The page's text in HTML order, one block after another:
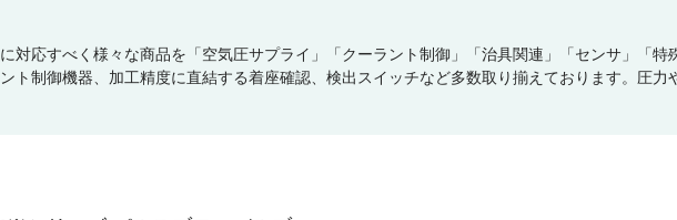
対応すべく様々な商品を「空気圧サプライ」「クーラント制御」「治具関連」「センサ」「
ト制御機器、加工精度に直結する着座確認、検出スイッチなど多数取り揃えております。圧力